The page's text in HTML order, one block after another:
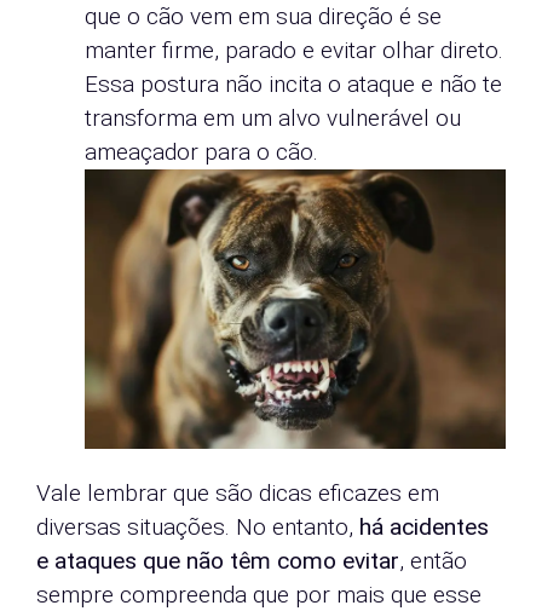
que o cão vem em sua direção é se
manter firme, parado e evitar olhar direto.
Essa postura não incita o ataque e não te
transforma em um alvo vulnerável ou
ameaçador para o cão.
Vale lembrar que são dicas eficazes em
diversas situações. No entanto, há acidentes
e ataques que não têm como evitar, então
sempre compreenda que por mais que esse